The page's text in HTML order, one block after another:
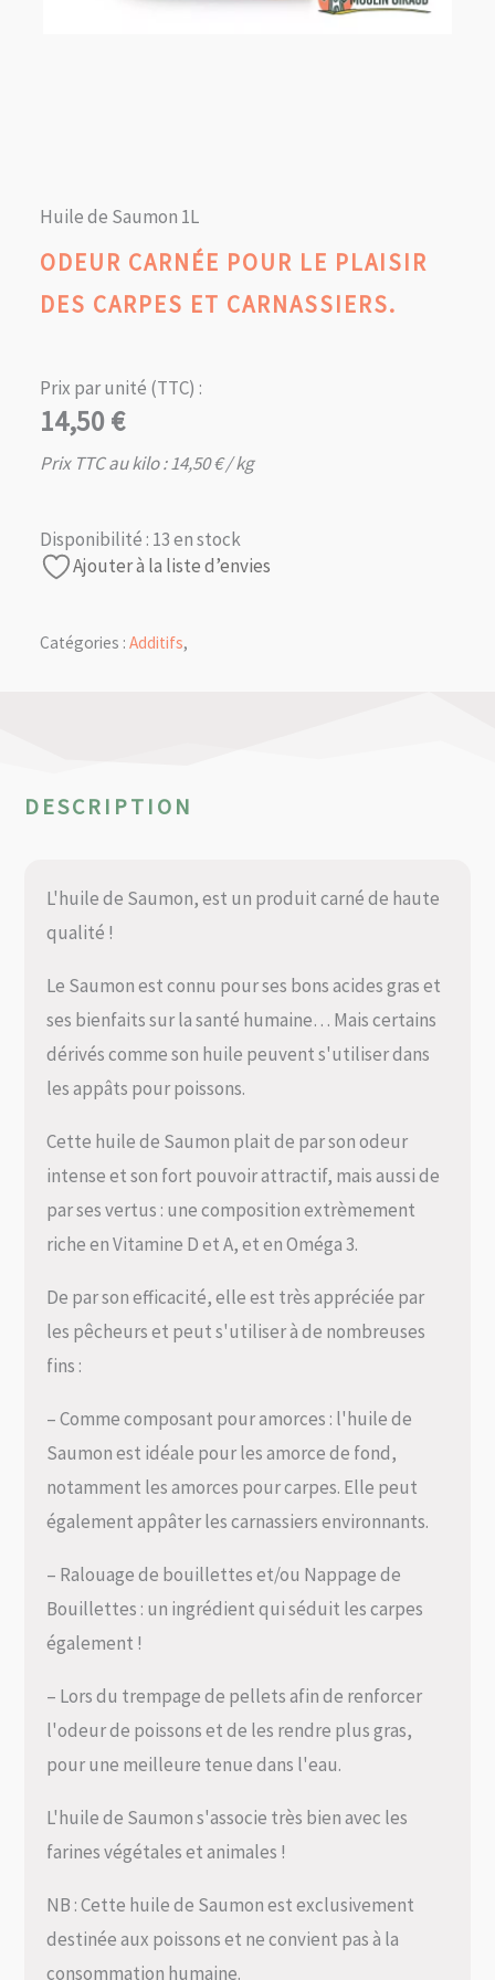
Huile de Saumon 1L
ODEUR CARNÉE POUR LE PLAISIR
DES CARPES ET CARNASSIERS.
Prix par unité (TTC) :
14,50€
Prix TTC au kilo :14,50€/ kg
Disponibilité : 13 en stock
Ajouter à la liste d’envies
Catégories : Additifs,
DESCRIPTION
L'huile de Saumon, est un produit carné de haute
qualité !
Le Saumon est connu pour ses bons acides gras et
ses bienfaits sur la santé humaine… Mais certains
dérivés comme son huile peuvent s'utiliser dans
les appâts pour poissons.
Cette huile de Saumon plait de par son odeur
intense et son fort pouvoir attractif, mais aussi de
par ses vertus : une composition extrèmement
riche en Vitamine D et A, et en Oméga 3.
De par son efficacité, elle est très appréciée par
les pêcheurs et peut s'utiliser à de nombreuses
fins :
– Comme composant pour amorces : l'huile de
Saumon est idéale pour les amorce de fond,
notamment les amorces pour carpes. Elle peut
également appâter les carnassiers environnants.
– Ralouage de bouillettes et/ou Nappage de
Bouillettes : un ingrédient qui séduit les carpes
également !
– Lors du trempage de pellets afin de renforcer
l'odeur de poissons et de les rendre plus gras,
pour une meilleure tenue dans l'eau.
L'huile de Saumon s'associe très bien avec les
farines végétales et animales !
NB : Cette huile de Saumon est exclusivement
destinée aux poissons et ne convient pas à la
consommation humaine.